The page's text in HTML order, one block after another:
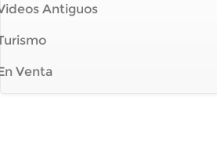
Antiguos
Venta